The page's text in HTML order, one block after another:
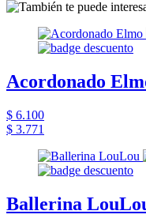
Acordonado
$ 6.100
$ 3.771
Ballerina